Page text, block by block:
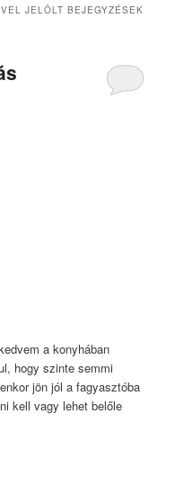
JELÖLT BEJEGYZÉSEK
a konyhában
hogy szinte semmi
jön jól a fagyasztóba
kell vagy lehet belőle